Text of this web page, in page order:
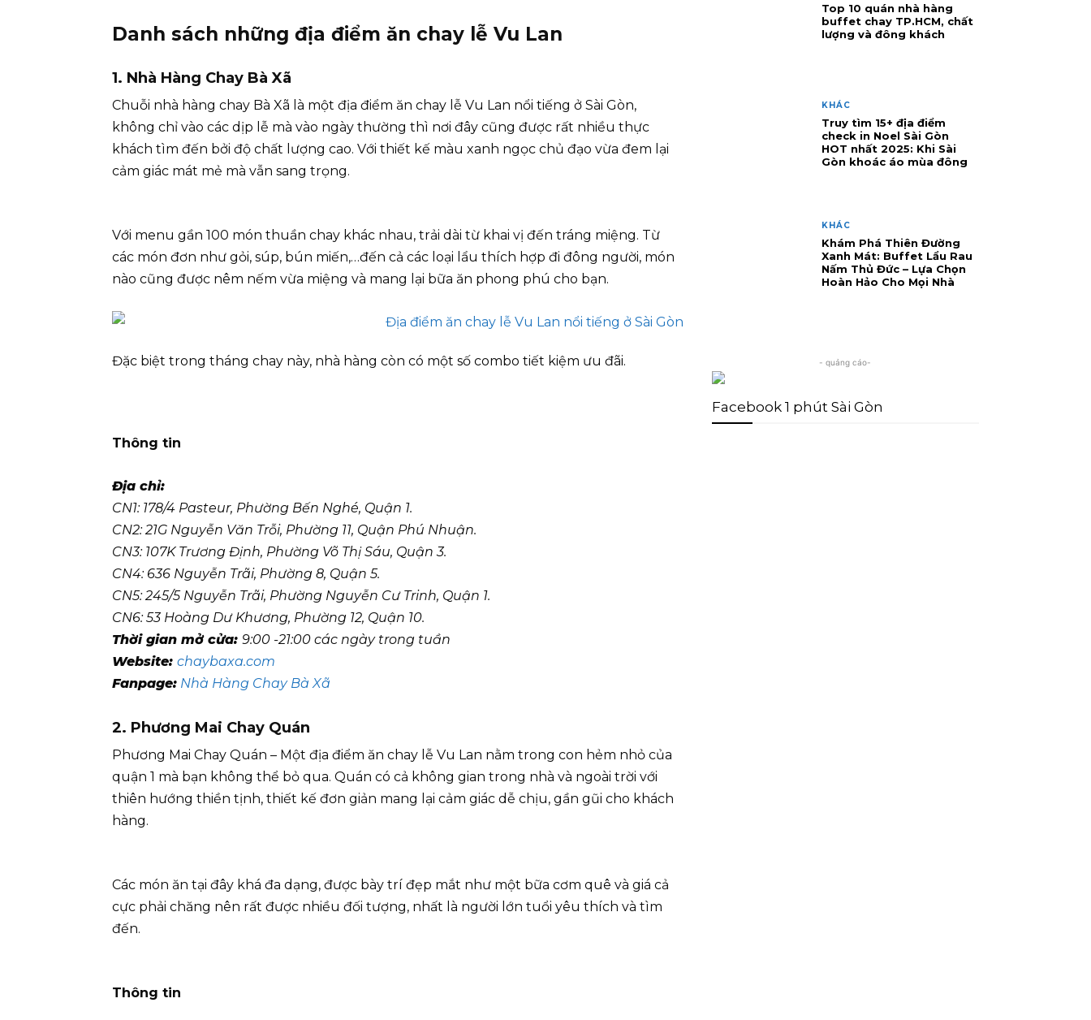
Danh sách những địa điểm ăn chay lễ Vu Lan
1. Nhà Hàng Chay Bà Xã
Chuỗi nhà hàng chay Bà Xã là một địa điểm ăn chay lễ Vu Lan nổi tiếng ở Sài Gòn,
không chỉ vào các dịp lễ mà vào ngày thường thì nơi đây cũng được rất nhiều thực
khách tìm đến bởi độ chất lượng cao. Với thiết kế màu xanh ngọc chủ đạo vừa đem lại
cảm giác mát mẻ mà vẫn sang trọng.
Với menu gần 100 món thuần chay khác nhau, trải dài từ khai vị đến tráng miệng. Từ
các món đơn như gỏi, súp, bún miến,…đến cả các loại lẩu thích hợp đi đông người, món
nào cũng được nêm nếm vừa miệng và mang lại bữa ăn phong phú cho bạn.
Đặc biệt trong tháng chay này, nhà hàng còn có một số combo tiết kiệm ưu đãi.
Thông tin
Địa chỉ:
CN1: 178/4 Pasteur, Phường Bến Nghé, Quận 1.
CN2: 21G Nguyễn Văn Trỗi, Phường 11, Quận Phú Nhuận.
CN3: 107K Trương Định, Phường Võ Thị Sáu, Quận 3.
CN4: 636 Nguyễn Trãi, Phường 8, Quận 5.
CN5: 245/5 Nguyễn Trãi, Phường Nguyễn Cư Trinh, Quận 1.
CN6: 53 Hoàng Dư Khương, Phường 12, Quận 10.
Thời gian mở cửa: 9:00 -21:00 các ngày trong tuần
Website: chaybaxa.com
Fanpage: Nhà Hàng Chay Bà Xã
2. Phương Mai Chay Quán
Phương Mai Chay Quán – Một địa điểm ăn chay lễ Vu Lan nằm trong con hẻm nhỏ của
quận 1 mà bạn không thể bỏ qua. Quán có cả không gian trong nhà và ngoài trời với
thiên hướng thiền tịnh, thiết kế đơn giản mang lại cảm giác dễ chịu, gần gũi cho khách
hàng.
Các món ăn tại đây khá đa dạng, được bày trí đẹp mắt như một bữa cơm quê và giá cả
cực phải chăng nên rất được nhiều đối tượng, nhất là người lớn tuổi yêu thích và tìm
đến.
Thông tin
Top 10 quán nhà hàng
buffet chay TP.HCM, chất
lượng và đông khách
KHÁC
Truy tìm 15+ địa điểm
check in Noel Sài Gòn
HOT nhất 2025: Khi Sài
Gòn khoác áo mùa đông
KHÁC
Khám Phá Thiên Đường
Xanh Mát: Buffet Lẩu Rau
Nấm Thủ Đức – Lựa Chọn
Hoàn Hảo Cho Mọi Nhà
- quảng cáo-
Facebook 1 phút Sài Gòn